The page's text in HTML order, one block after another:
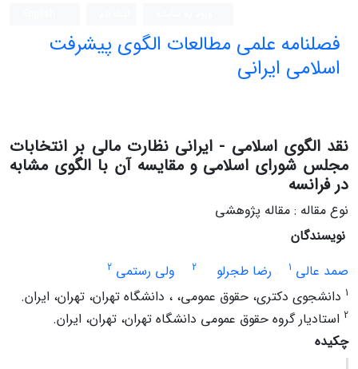
فصلنامه علمی مطالعات الگوی پیشرفت
اسلامی ایرانی
نقد الگوی اسلامی - ایرانی نظارت مالی بر انتخابات
مجلس شورای اسلامی و مقایسه آن با الگوی مشابه
در فرانسه
نوع مقاله : مقاله پژوهشی
نویسندگان
صمد عالی 1 رضا طجرلو 2 ولی رستمی 2
1 دانشجوی دکتری، حقوق عمومی، ، دانشگاه تهران، تهران، ایران.
2 استادیار گروه حقوق عمومی دانشگاه تهران، تهران، ایران.
چکیده